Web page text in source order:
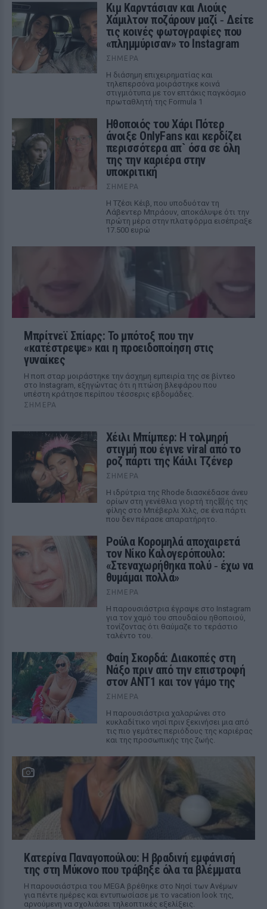
Κιμ Καρντάσιαν και Λιούις
Χάμιλτον ποζάρουν μαζί ‑ Δείτε
τις κοινές φωτογραφίες που
«πλημμύρισαν» το Instagram
ΣΉΜΕΡΑ
Η διάσημη επιχειρηματίας και
τηλεπερσόνα μοιράστηκε κοινά
στιγμιότυπα με τον επτάκις παγκόσμιο
πρωταθλητή της Formula 1
Ηθοποιός του Χάρι Πότερ
άνοιξε OnlyFans και κερδίζει
περισσότερα απ` όσα σε όλη
της την καριέρα στην
υποκριτική
ΣΉΜΕΡΑ
Η Τζέσι Κέιβ, που υποδυόταν τη
Λάβεντερ Μπράουν, αποκάλυψε ότι την
πρώτη μέρα στην πλατφόρμα εισέπραξε
17.500 ευρώ
Μπρίτνεϊ Σπίαρς: Το μπότοξ που την
«κατέστρεψε» και η προειδοποίηση στις
γυναίκες
Η ποπ σταρ μοιράστηκε την άσχημη εμπειρία της σε βίντεο
στο Instagram, εξηγώντας ότι η πτώση βλεφάρου που
υπέστη κράτησε περίπου τέσσερις εβδομάδες.
ΣΉΜΕΡΑ
Χέιλι Μπίμπερ: Η τολμηρή
στιγμή που έγινε viral από το
ροζ πάρτι της Κάιλι Τζένερ
ΣΉΜΕΡΑ
Η ιδρύτρια της Rhode διασκέδασε άνευ
ορίων στη γενέθλια γιορτή της親ής της
φίλης στο Μπέβερλι Χιλς, σε ένα πάρτι
που δεν πέρασε απαρατήρητο.
Ρούλα Κορομηλά αποχαιρετά
τον Νίκο Καλογερόπουλο:
«Στεναχωρήθηκα πολύ ‑ έχω να
θυμάμαι πολλά»
ΣΉΜΕΡΑ
Η παρουσιάστρια έγραψε στο Instagram
για τον χαμό του σπουδαίου ηθοποιού,
τονίζοντας ότι θαύμαζε το τεράστιο
ταλέντο του.
Φαίη Σκορδά: Διακοπές στη
Νάξο πριν από την επιστροφή
στον ΑΝΤ1 και τον γάμο της
ΣΉΜΕΡΑ
Η παρουσιάστρια χαλαρώνει στο
κυκλαδίτικο νησί πριν ξεκινήσει μια από
τις πιο γεμάτες περιόδους της καριέρας
και της προσωπικής της ζωής.
Κατερίνα Παναγοπούλου: Η βραδινή εμφάνισή
της στη Μύκονο που τράβηξε όλα τα βλέμματα
Η παρουσιάστρια του MEGA βρέθηκε στο Νησί των Ανέμων
για πέντε ημέρες και εντυπωσίασε με το vacation look της,
αρνούμενη να σχολιάσει τηλεοπτικές εξελίξεις.